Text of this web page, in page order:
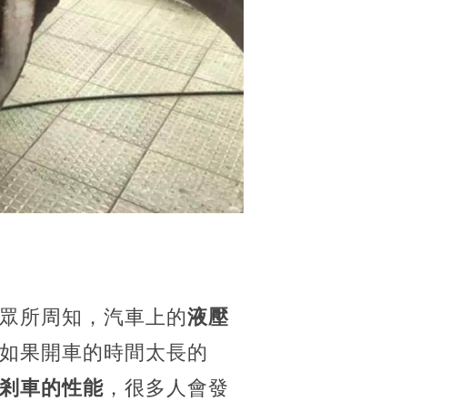
所周知，汽車上的液壓
果開車的時間太長的
車的性能 ，很多人會發